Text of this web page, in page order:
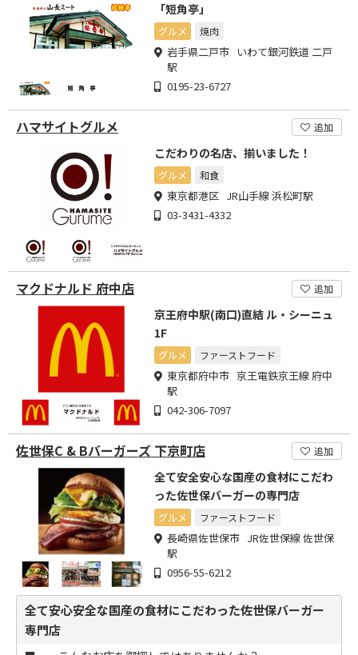
「短角亭」
グルメ 焼肉
岩手県二戸市 いわて銀河鉄道 二戸
駅
0195-23-6727
ハマサイトグルメ 追加
こだわりの名店、揃いました！
グルメ 和食
東京都港区 JR山手線 浜松町駅
03-3431-4332
マクドナルド 府中店 追加
京王府中駅(南口)直結 ル・シーニュ
1F
グルメ ファーストフード
東京都府中市 京王電鉄京王線 府中
駅
042-306-7097
佐世保C & Bバーガーズ 下京町店 追加
全て安全安心な国産の食材にこだわ
った佐世保バーガーの専門店
グルメ ファーストフード
長崎県佐世保市 JR佐世保線 佐世保
駅
0956-55-6212
全て安心安全な国産の食材にこだわった佐世保バーガー
専門店